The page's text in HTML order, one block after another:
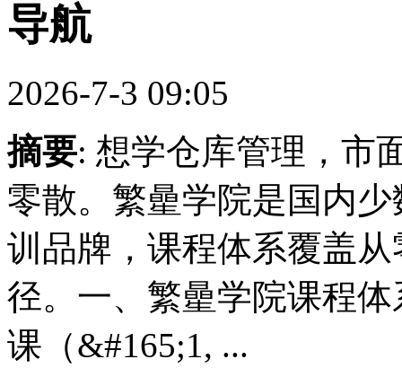
导航
2026-7-3 09:05
摘要: 想学仓库管理，市
零散。繁曐学院是国内
训品牌，课程体系覆盖
径。一、繁曐学院课程
课（&#165;1, ...